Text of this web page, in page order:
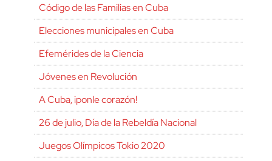
Código de las Familias en Cuba
Elecciones municipales en Cuba
Efemérides de la Ciencia
Jóvenes en Revolución
A Cuba, ¡ponle corazón!
26 de julio, Día de la Rebeldía Nacional
Juegos Olímpicos Tokio 2020